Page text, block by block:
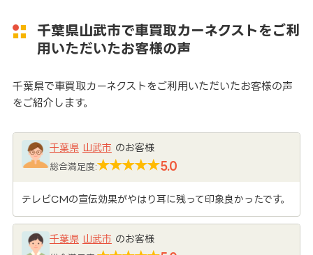
千葉県山武市で車買取カーネクストをご利
用いただいたお客様の声
千葉県で車買取カーネクストをご利用いただいたお客様の声
をご紹介します。
千葉県 山武市 のお客様
総合満足度: 5.0
テレビCMの宣伝効果がやはり耳に残って印象良かったです。
千葉県 山武市 のお客様